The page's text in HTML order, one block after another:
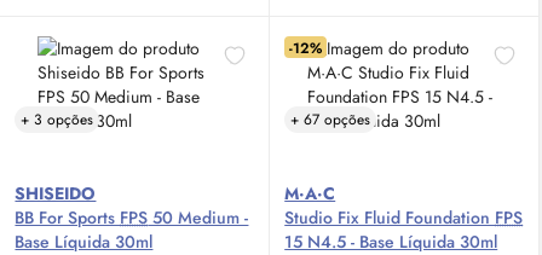
+ 3 opções
SHISEIDO
BB For SportsFPS 50 Medium -
Base Líquida 30ml
-12%
+ 67 opções
M·A·C
Studio Fix Fluid FoundationFPS
15 N4.5 - Base Líquida 30ml